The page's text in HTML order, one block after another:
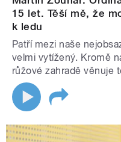
15 let. Těší mě, že
k ledu
Patří mezi naše
velmi vytížený. Kromě
růžové zahradě věnuje